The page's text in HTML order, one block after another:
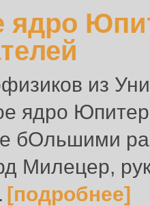
ядро
из
ядро
бОльшими
Милецер,
[подробнее]